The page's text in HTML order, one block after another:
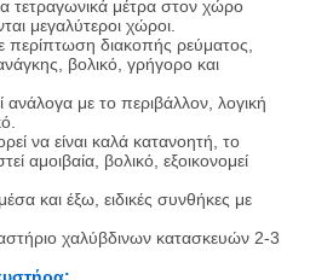
τετραγωνικά μέτρα στον χώρο
μεγαλύτεροι χώροι.
περίπτωση διακοπής ρεύματος,
βολικό, γρήγορο και
με το περιβάλλον, λογική
να είναι καλά κατανοητή, το
αμοιβαία, βολικό, εξοικονομεί
και έξω, ειδικές συνθήκες με
χαλύβδινων κατασκευών 2-3